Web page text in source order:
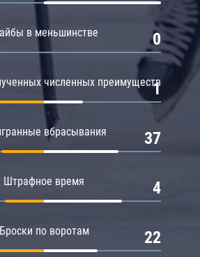
в меньшинстве 0
численных преимуществ
1
вбрасывания 37
Штрафное время 4
Броски по воротам 22